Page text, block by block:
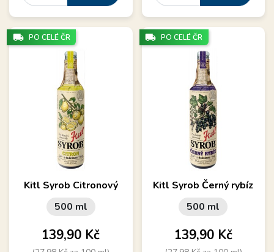
Kitl Syrob Citronový
500 ml
Cena
139,90 Kč
local_shipping PO CELÉ ČR
Kitl Syrob Černý rybíz
500 ml
Cena
139,90 Kč
local_shipping PO CELÉ ČR